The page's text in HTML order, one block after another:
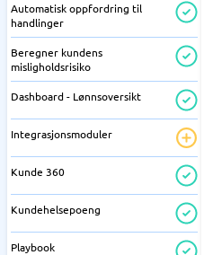
Automatisk oppfordring til
handlinger
Beregner kundens
misligholdsrisiko
Dashboard - Lønnsoversikt
Integrasjonsmoduler
Kunde 360
Kundehelsepoeng
Playbook